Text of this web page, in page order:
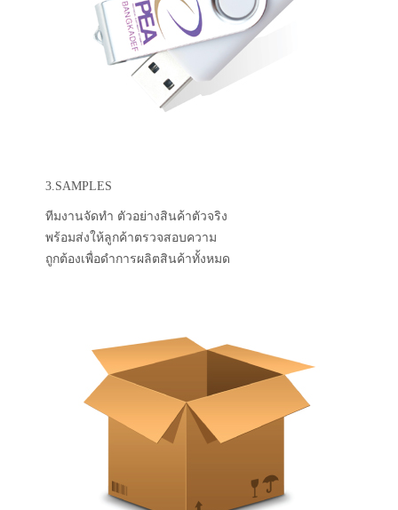
3.SAMPLES
ทีมงานจัดทำ ตัวอย่างสินค้าตัวจริง
พร้อมส่งให้ลูกค้าตรวจสอบความ
ถูกต้องเพื่อดำการผลิตสินค้าทั้งหมด